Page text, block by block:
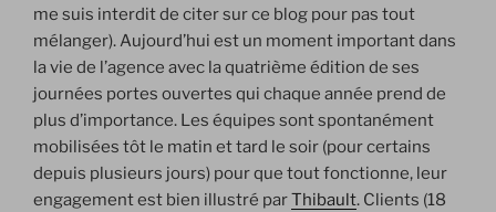
me suis interdit de citer sur ce blog pour pas tout
mélanger). Aujourd’hui est un moment important dans
la vie de l’agence avec la quatrième édition de ses
journées portes ouvertes qui chaque année prend de
plus d’importance. Les équipes sont spontanément
mobilisées tôt le matin et tard le soir (pour certains
depuis plusieurs jours) pour que tout fonctionne, leur
engagement est bien illustré parThibault. Clients (18